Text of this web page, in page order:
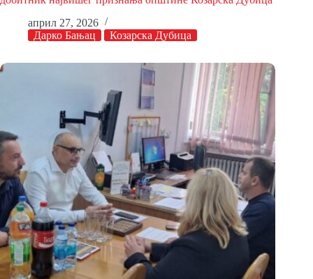
април 27, 2026
Дарко Бањац
Козарска Дубица